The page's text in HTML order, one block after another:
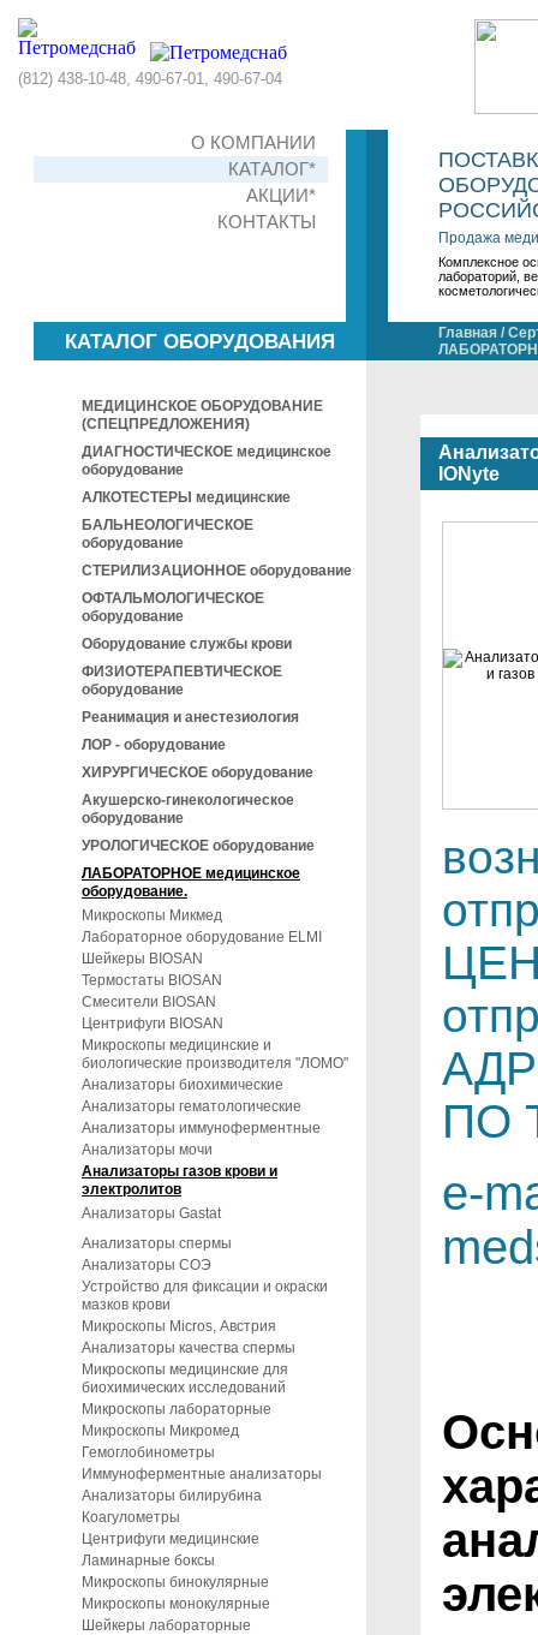
(812) 438-10-48, 490-67-01, 490-67-04
О КОМПАНИИ
КАТАЛОГ*
АКЦИИ*
КОНТАКТЫ
Продажа
Комплексное
лабораторий,
КАТАЛОГ ОБОРУДОВАНИЯ
МЕДИЦИНСКОЕ ОБОРУДОВАНИЕ
(СПЕЦПРЕДЛОЖЕНИЯ)
ДИАГНОСТИЧЕСКОЕ медицинское
оборудование
АЛКОТЕСТЕРЫ медицинские
БАЛЬНЕОЛОГИЧЕСКОЕ
оборудование
СТЕРИЛИЗАЦИОННОЕ оборудование
ОФТАЛЬМОЛОГИЧЕСКОЕ
оборудование
Оборудование службы крови
ФИЗИОТЕРАПЕВТИЧЕСКОЕ
оборудование
Реанимация и анестезиология
ЛОР - оборудование
ХИРУРГИЧЕСКОЕ оборудование
Акушерско-гинекологическое
оборудование
УРОЛОГИЧЕСКОЕ оборудование
ЛАБОРАТОРНОЕ медицинское
оборудование.
Микроскопы Микмед
Лабораторное оборудование ELMI
Шейкеры BIOSAN
Термостаты BIOSAN
Смесители BIOSAN
Центрифуги BIOSAN
Микроскопы медицинские и
биологические производителя "ЛОМО"
Анализаторы биохимические
Анализаторы гематологические
Анализаторы иммуноферментные
Анализаторы мочи
Анализаторы газов крови и
электролитов
Анализаторы Gastat
Анализаторы спермы
Анализаторы СОЭ
Устройство для фиксации и окраски
мазков крови
Микроскопы Micros, Австрия
Анализаторы качества спермы
Микроскопы медицинские для
биохимических исследований
Микроскопы лабораторные
Микроскопы Микромед
Гемоглобинометры
Иммуноферментные анализаторы
Анализаторы билирубина
Коагулометры
Центрифуги медицинские
Ламинарные боксы
Микроскопы бинокулярные
Микроскопы монокулярные
Шейкеры лабораторные
Главная /
IONyte
ПО
e-